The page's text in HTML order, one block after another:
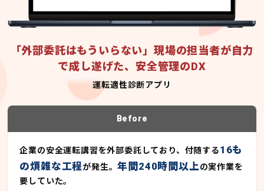
「外部委託はもういらない」現場の担当者が自力
で成し遂げた、安全管理のDX
運転適性診断アプリ
Before
企業の安全運転講習を外部委託しており、付随する16も
の煩雑な工程が発生。年間240時間以上の実作業を
要していた。